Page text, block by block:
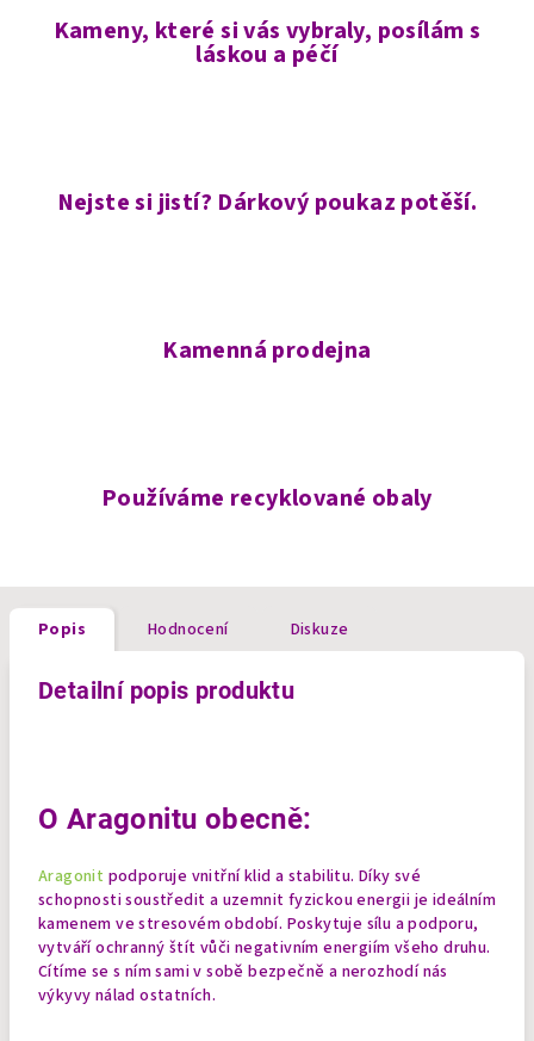
Kameny, které si vás vybraly, posílám s
láskou a péčí
Nejste si jistí? Dárkový poukaz potěší.
Kamenná prodejna
Používáme recyklované obaly
Popis Hodnocení Diskuze
Detailní popis produktu
O Aragonitu obecně:
Aragonit podporuje vnitřní klid a stabilitu. Díky své
schopnosti soustředit a uzemnit fyzickou energii je ideálním
kamenem ve stresovém období. Poskytuje sílu a podporu,
vytváří ochranný štít vůči negativním energiím všeho druhu.
Cítíme se s ním sami v sobě bezpečně a nerozhodí nás
výkyvy nálad ostatních.